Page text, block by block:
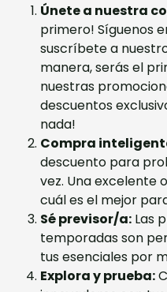
Únete a nuestra
primero! Síguenos
suscríbete a
manera, serás el
nuestras
descuentos
nada!
Compra
descuento para
vez. Una excelente
cuál es el mejor
Sé previsor/a: Las
temporadas son
tus esenciales por
Explora y prueba: